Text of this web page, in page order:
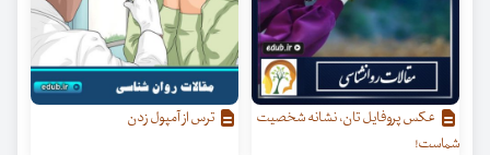
عکس پروفایل تان، نشانه شخصیت
شماست!
ترس از آمپول زدن